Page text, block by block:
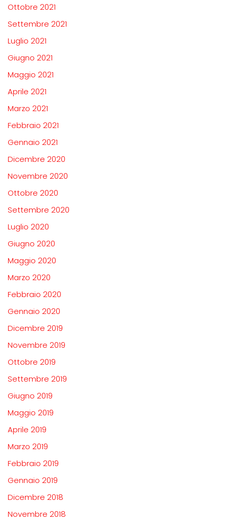
Ottobre 2021
Settembre 2021
Luglio 2021
Giugno 2021
Maggio 2021
Aprile 2021
Marzo 2021
Febbraio 2021
Gennaio 2021
Dicembre 2020
Novembre 2020
Ottobre 2020
Settembre 2020
Luglio 2020
Giugno 2020
Maggio 2020
Marzo 2020
Febbraio 2020
Gennaio 2020
Dicembre 2019
Novembre 2019
Ottobre 2019
Settembre 2019
Giugno 2019
Maggio 2019
Aprile 2019
Marzo 2019
Febbraio 2019
Gennaio 2019
Dicembre 2018
Novembre 2018